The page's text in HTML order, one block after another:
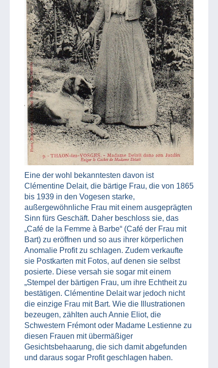
Eine der wohl bekanntesten davon ist
Clémentine Delait, die bärtige Frau, die von 1865
bis 1939 in den Vogesen starke,
außergewöhnliche Frau mit einem ausgeprägten
Sinn fürs Geschäft. Daher beschloss sie, das
„Café de la Femme à Barbe“ (Café der Frau mit
Bart) zu eröffnen und so aus ihrer körperlichen
Anomalie Profit zu schlagen. Zudem verkaufte
sie Postkarten mit Fotos, auf denen sie selbst
posierte. Diese versah sie sogar mit einem
„Stempel der bärtigen Frau, um ihre Echtheit zu
bestätigen. Clémentine Delait war jedoch nicht
die einzige Frau mit Bart. Wie die Illustrationen
bezeugen, zählten auch Annie Eliot, die
Schwestern Frémont oder Madame Lestienne zu
diesen Frauen mit übermäßiger
Gesichtsbehaarung, die sich damit abgefunden
und daraus sogar Profit geschlagen haben.